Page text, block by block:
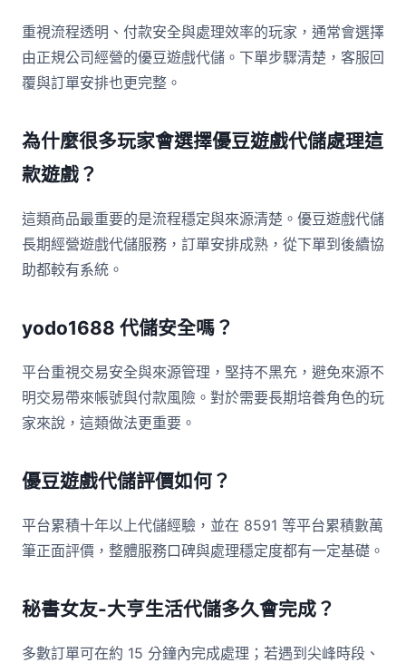
重視流程透明、付款安全與處理效率的玩家，通常會選擇
由正規公司經營的優豆遊戲代儲。下單步驟清楚，客服回
覆與訂單安排也更完整。
為什麼很多玩家會選擇優豆遊戲代儲處理這
款遊戲？
這類商品最重要的是流程穩定與來源清楚。優豆遊戲代儲
長期經營遊戲代儲服務，訂單安排成熟，從下單到後續協
助都較有系統。
yodo1688 代儲安全嗎？
平台重視交易安全與來源管理，堅持不黑充，避免來源不
明交易帶來帳號與付款風險。對於需要長期培養角色的玩
家來說，這類做法更重要。
優豆遊戲代儲評價如何？
平台累積十年以上代儲經驗，並在 8591 等平台累積數萬
筆正面評價，整體服務口碑與處理穩定度都有一定基礎。
秘書女友-大亨生活代儲多久會完成？
多數訂單可在約 15 分鐘內完成處理；若遇到尖峰時段、